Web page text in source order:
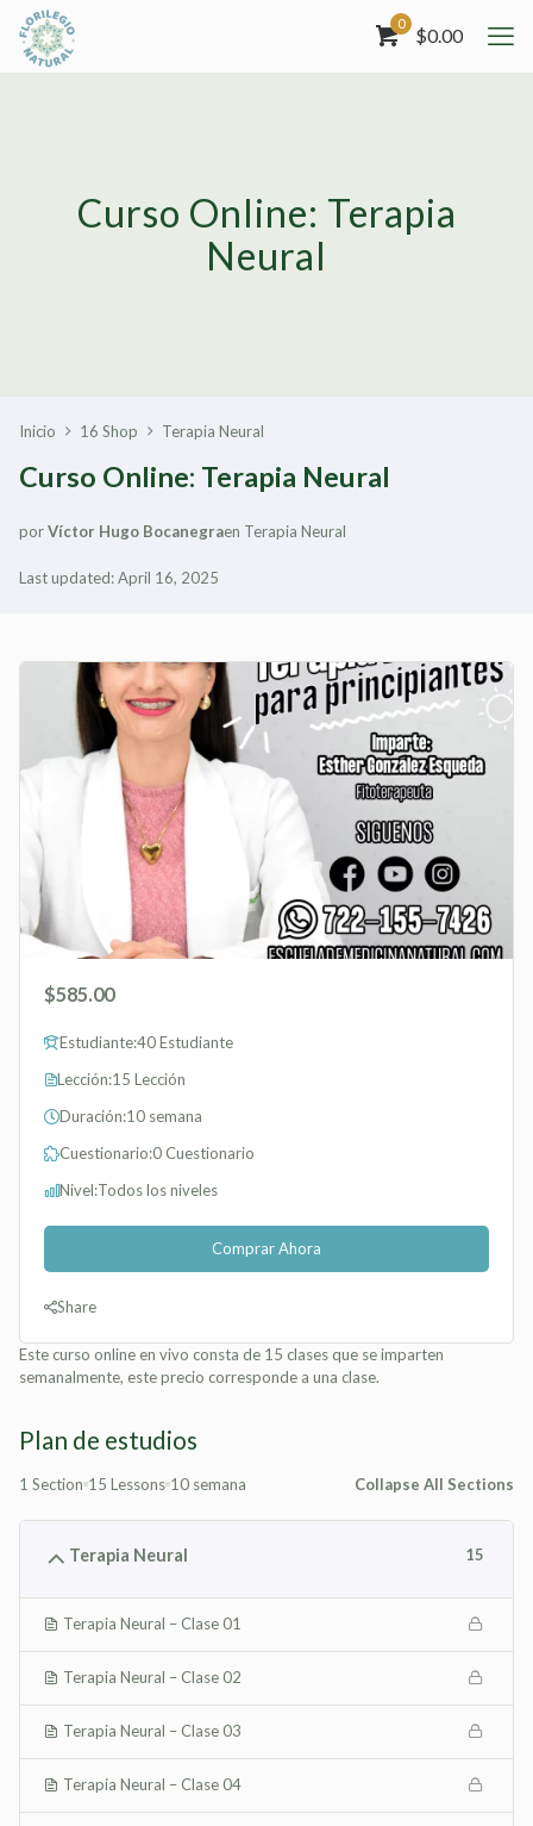
0
$0.00
Curso Online: Terapia
Neural
Inicio 16 Shop Terapia Neural
Curso Online: Terapia Neural
porVíctor Hugo Bocanegraen Terapia Neural
Last updated: April 16, 2025
Este curso online en vivo consta de 15 clases que se imparten
semanalmente, este precio corresponde a una clase.
Plan de estudios
1 Section 15 Lessons 10 semana Collapse All Sections
Terapia Neural 15
Terapia Neural – Clase 01
Terapia Neural – Clase 02
Terapia Neural – Clase 03
Terapia Neural – Clase 04
$585.00
Estudiante:40 Estudiante
Lección:15 Lección
Duración:10 semana
Cuestionario:0 Cuestionario
Nivel:Todos los niveles
Comprar Ahora
Share